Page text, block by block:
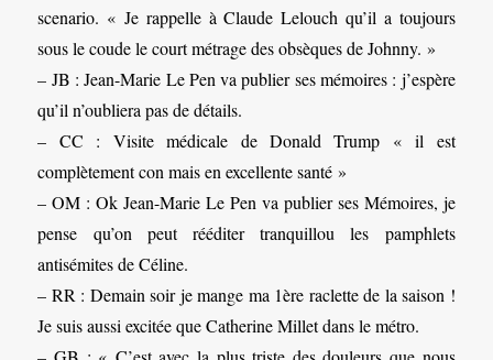
scenario. « Je rappelle à Claude Lelouch qu’il a toujours
sous le coude le court métrage des obsèques de Johnny. »
– JB : Jean-Marie Le Pen va publier ses mémoires : j’espère
qu’il n’oubliera pas de détails.
– CC : Visite médicale de Donald Trump « il est
complètement con mais en excellente santé »
– OM : Ok Jean-Marie Le Pen va publier ses Mémoires, je
pense qu’on peut rééditer tranquillou les pamphlets
antisémites de Céline.
– RR : Demain soir je mange ma 1ère raclette de la saison !
Je suis aussi excitée que Catherine Millet dans le métro.